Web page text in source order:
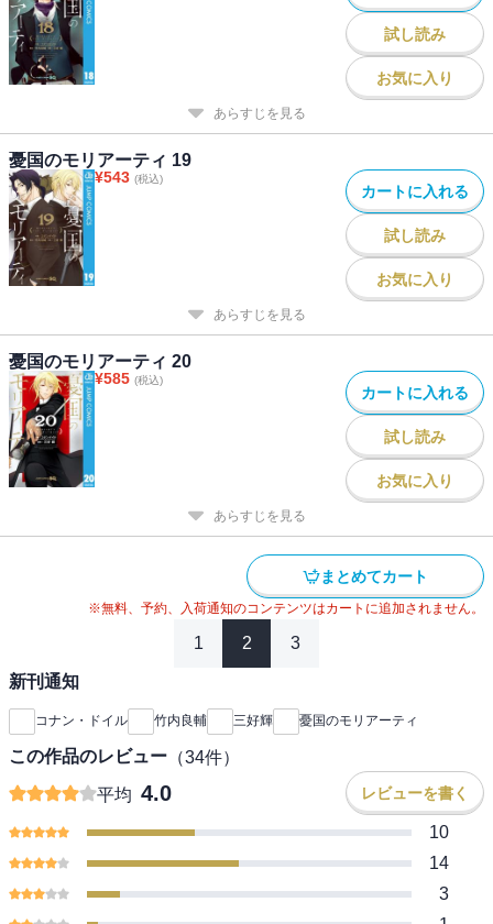
試し読み
お気に入り
あらすじを見る
憂国のモリアーティ 19
¥543 (税込)
カートに入れる
試し読み
お気に入り
あらすじを見る
憂国のモリアーティ 20
¥585 (税込)
カートに入れる
試し読み
お気に入り
あらすじを見る
まとめてカート
※無料、予約、入荷通知のコンテンツはカートに追加されません。
1 2 3
新刊通知
コナン・ドイル 竹内良輔 三好輝 憂国のモリアーティ
この作品のレビュー （34件）
平均 4.0 レビューを書く
10
14
3